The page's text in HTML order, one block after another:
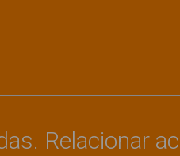
Relacionar